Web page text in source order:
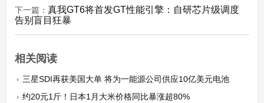
下一篇： 真我GT6将首发GT性能引擎：自研芯片级调度
告别盲目狂暴
相关阅读
三星SDI再获美国大单 将为一能源公司供应10亿美元电池
约20元1斤！日本1月大米价格同比暴涨超80%